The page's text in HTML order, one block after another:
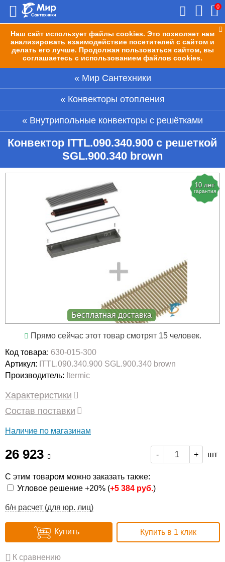
Наш сайт использует файлы cookies. Это позволяет нам
анализировать взаимодействие посетителей с сайтом и
делать его лучше. Продолжая пользоваться сайтом, вы
соглашаетесь с использованием файлов cookies.
0
Мир Сантехники
Конвекторы отопления
Внутрипольные конвекторы с решётками
Конвектор ITTL.090.340.900 с решеткой
SGL.900.340 brown
10 лет
гарантия
Бесплатная доставка
Прямо сейчас этот товар смотрят 15 человек.
Код товара: 630-015-300
Артикул: ITTL.090.340.900 SGL.900.340 brown
Производитель: Itermic
Характеристики
Состав поставки
Наличие по магазинам
26 923 - + шт
С этим товаром можно заказать также:
Угловое решение +20% (+5 384 руб.)
б/н расчет (для юр. лиц)
Купить Купить в 1 клик
К сравнению